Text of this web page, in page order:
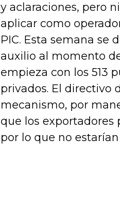
y aclaraciones, pero
aplicar como
PIC. Esta semana se
auxilio al momento
empieza con los 513
privados. El directivo
mecanismo, por
que los exportadores
por lo que no